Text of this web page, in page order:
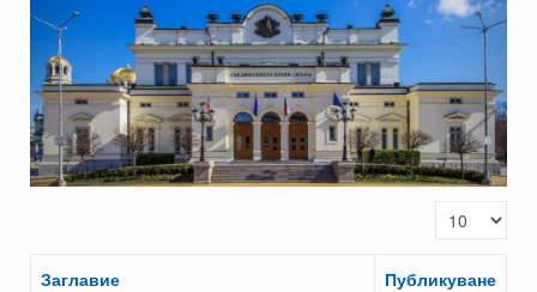
Покажи брой
Заглавие Публикуване